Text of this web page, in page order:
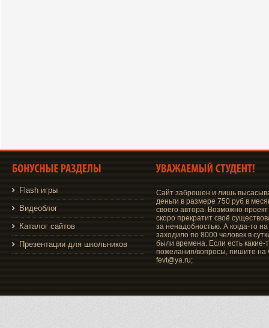
Flash игры
Видеоблог
Каталог сайтов
Презентации для школьников
Сайт заброшен и лишь
деньги в размере 750 руб в
своего автора. Возможно проект
скоро прекратит своё
за ненадобностью. А когда-то на
заходило по 8000 человек в
были времена. Если есть какие-
пожелания/вопросы, пишите на
fevt@ya.ru;